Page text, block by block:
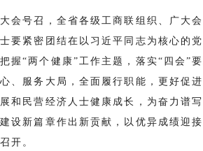
大会号召，全省各级工商联组织、广大
士要紧密团结在以习近平同志为核心的
把握“两个健康”工作主题，落实“四会”
心、服务大局，全面履行职能，更好促
展和民营经济人士健康成长，为奋力谱
建设新篇章作出新贡献，以优异成绩迎
召开。